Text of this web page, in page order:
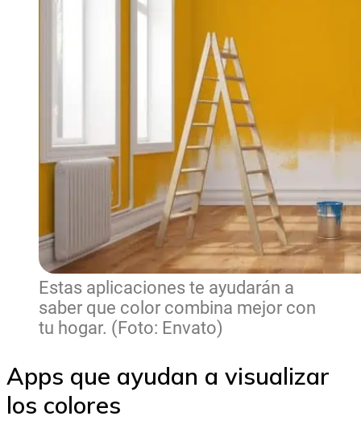
Estas aplicaciones te ayudarán a
saber que color combina mejor con
tu hogar. (Foto: Envato)
Apps que ayudan a visualizar
los colores